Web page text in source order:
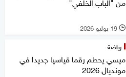
l 19 يوليو 2026
رياضة
ميسي يحطم رقما قياسيا جديدا في
مونديال 2026